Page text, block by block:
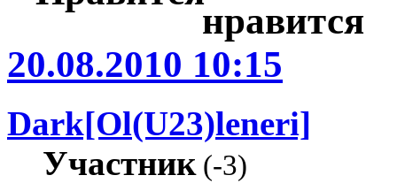
20.08.2010 10:15
Dark[Ol(U23)leneri]
Участник(-3)